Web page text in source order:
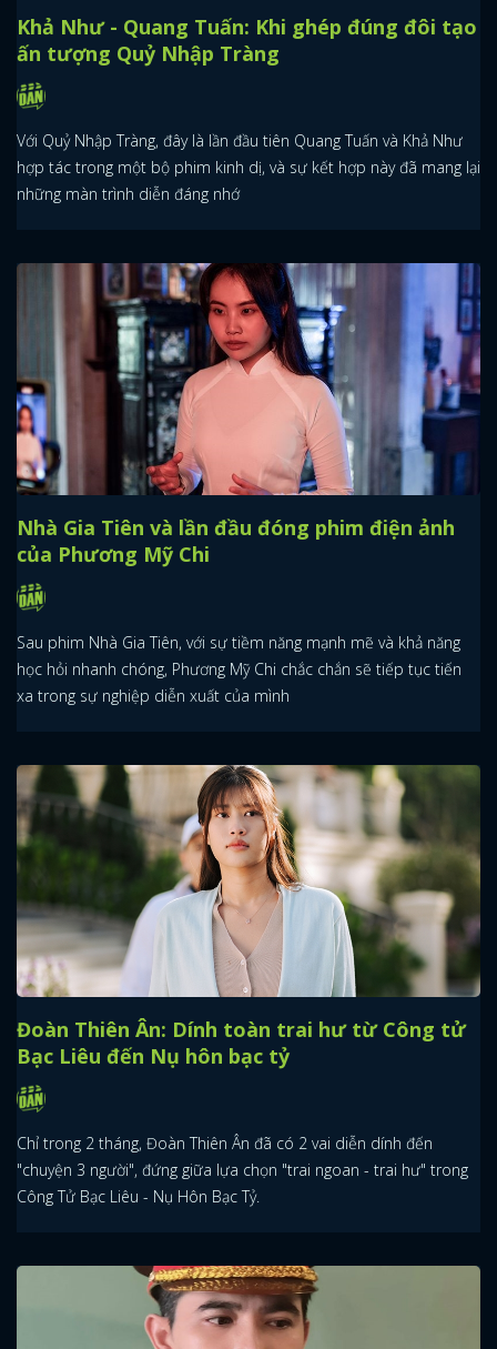
Khả Như - Quang Tuấn: Khi ghép đúng đôi tạo
ấn tượng Quỷ Nhập Tràng
Với Quỷ Nhập Tràng, đây là lần đầu tiên Quang Tuấn và Khả Như
hợp tác trong một bộ phim kinh dị, và sự kết hợp này đã mang lại
những màn trình diễn đáng nhớ
Nhà Gia Tiên và lần đầu đóng phim điện ảnh
của Phương Mỹ Chi
Sau phim Nhà Gia Tiên, với sự tiềm năng mạnh mẽ và khả năng
học hỏi nhanh chóng, Phương Mỹ Chi chắc chắn sẽ tiếp tục tiến
xa trong sự nghiệp diễn xuất của mình
Đoàn Thiên Ân: Dính toàn trai hư từ Công tử
Bạc Liêu đến Nụ hôn bạc tỷ
Chỉ trong 2 tháng, Đoàn Thiên Ân đã có 2 vai diễn dính đến
"chuyện 3 người", đứng giữa lựa chọn "trai ngoan - trai hư" trong
Công Tử Bạc Liêu - Nụ Hôn Bạc Tỷ.